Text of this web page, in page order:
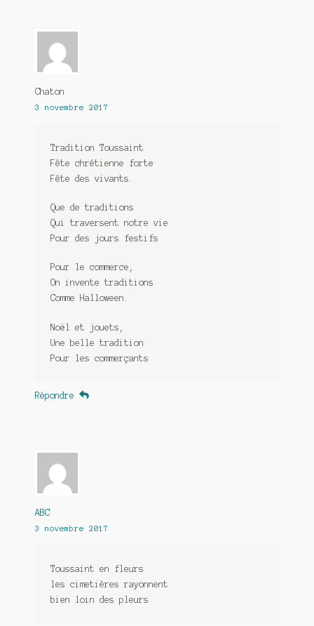
Chaton
3 novembre 2017
Tradition Toussaint
Fête chrétienne forte
Fête des vivants.
Que de traditions
Qui traversent notre vie
Pour des jours festifs
Pour le commerce,
On invente traditions
Comme Halloween.
Noël et jouets,
Une belle tradition
Pour les commerçants
Répondre
ABC
3 novembre 2017
Toussaint en fleurs
les cimetières rayonnent
bien loin des pleurs